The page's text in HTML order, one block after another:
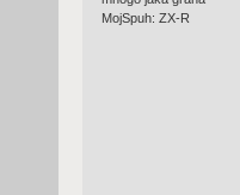
MojSpuh: ZX-R